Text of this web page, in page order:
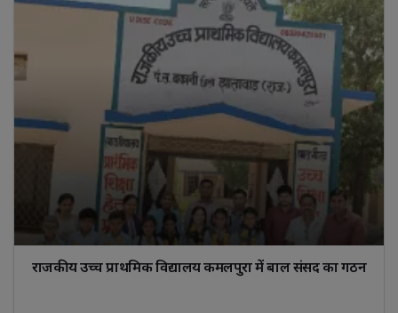
राजकीय उच्च प्राथमिक विद्यालय कमलपुरा में बाल संसद का गठन